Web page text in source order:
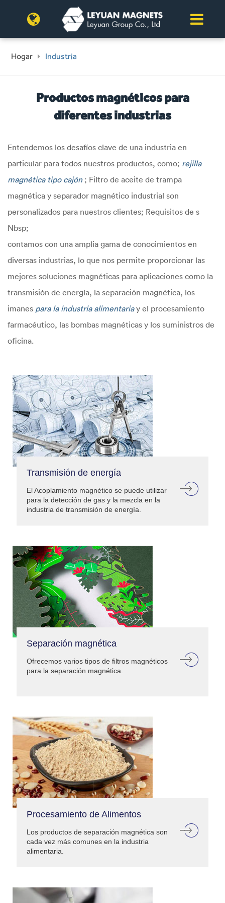
Hogar Industria
Productos magnéticos para
diferentes industrias
Entendemos los desafíos clave de una industria en
particular para todos nuestros productos, como; rejilla
magnética tipo cajón ; Filtro de aceite de trampa
magnética y separador magnético industrial son
personalizados para nuestros clientes; Requisitos de s
Nbsp;
contamos con una amplia gama de conocimientos en
diversas industrias, lo que nos permite proporcionar las
mejores soluciones magnéticas para aplicaciones como la
transmisión de energía, la separación magnética, los
imanes para la industria alimentariay el procesamiento
farmacéutico, las bombas magnéticas y los suministros de
oficina.
Transmisión de energía
El Acoplamiento magnético se puede utilizar
para la detección de gas y la mezcla en la
industria de transmisión de energía.
Separación magnética
Ofrecemos varios tipos de filtros magnéticos
para la separación magnética.
Procesamiento de Alimentos
Los productos de separación magnética son
cada vez más comunes en la industria
alimentaria.